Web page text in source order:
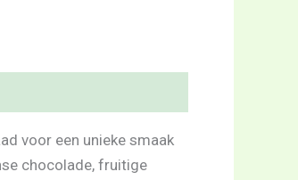
voor een unieke smaak
chocolade, fruitige